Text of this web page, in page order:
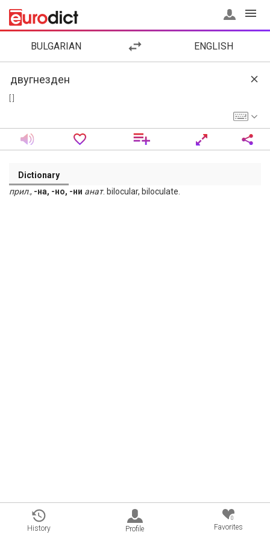
BULGARIAN ENGLISH
Dictionary
прил., -на, -но, -ни анат. bilocular, biloculate.
History Profile
0
Favorites